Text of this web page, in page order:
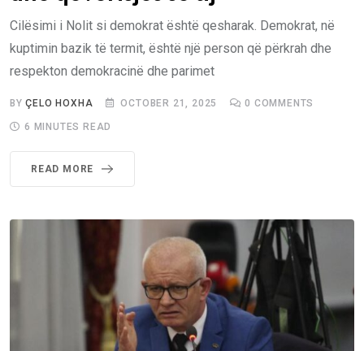
Cilësimi i Nolit si demokrat është qesharak. Demokrat, në
kuptimin bazik të termit, është një person që përkrah dhe
respekton demokracinë dhe parimet
BYÇELO HOXHA OCTOBER 21, 2025 0 COMMENTS
6 MINUTES READ
READ MORE